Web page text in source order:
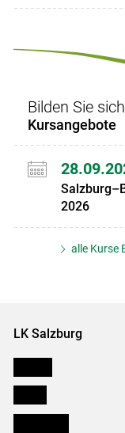
Bilden Sie
Kursangebote
2026
alle Kurse
LK Salzburg